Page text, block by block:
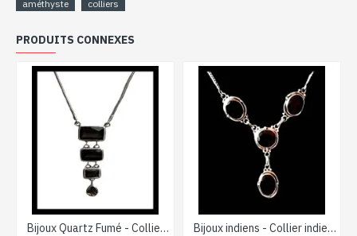
améthyste colliers
PRODUITS CONNEXES
Bijoux Quartz Fumé - Collier indien - Bijoux indiens Bijoux indiens - Collier indien - Grenat